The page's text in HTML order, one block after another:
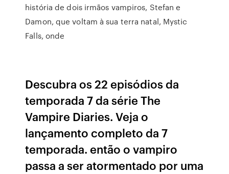
história de dois irmãos vampiros, Stefan e
Damon, que voltam à sua terra natal, Mystic
Falls, onde
Descubra os 22 episódios da
temporada 7 da série The
Vampire Diaries. Veja o
lançamento completo da 7
temporada. então o vampiro
passa a ser atormentado por uma